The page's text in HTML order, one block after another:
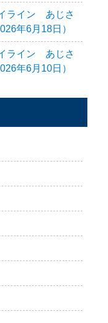
ライン あじさ
年6月18日）
ライン あじさ
年6月10日）